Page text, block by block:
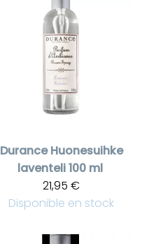
Durance Huonesuihke
laventeli 100 ml
21,95 €
Disponible en stock